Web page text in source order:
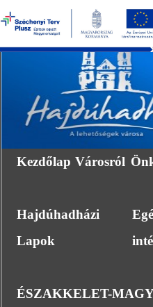
Kezdőlap Városról
Hajdúhadházi
Lapok
ÉSZAKKELET-